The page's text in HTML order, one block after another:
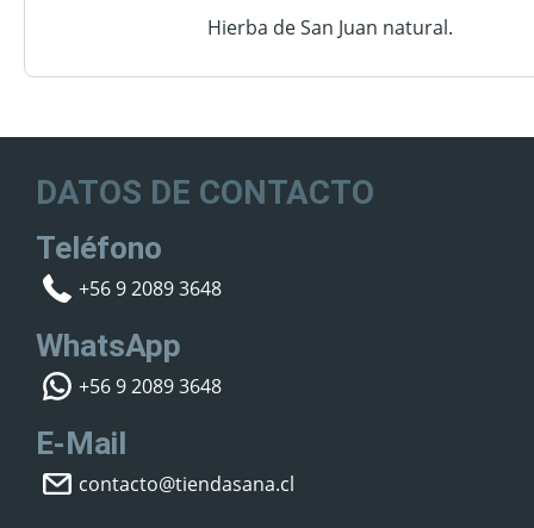
Hierba de San Juan natural.
DATOS DE CONTACTO
Teléfono
+56 9 2089 3648
WhatsApp
+56 9 2089 3648
E-Mail
contacto@tiendasana.cl